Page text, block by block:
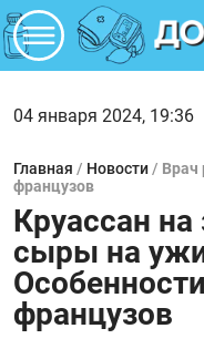
04 января 2024, 19:36
Главная / Новости / Врач
французов
Круассан на
сыры на
французов